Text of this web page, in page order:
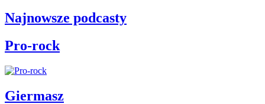
Najnowsze podcasty
Pro-rock
Giermasz